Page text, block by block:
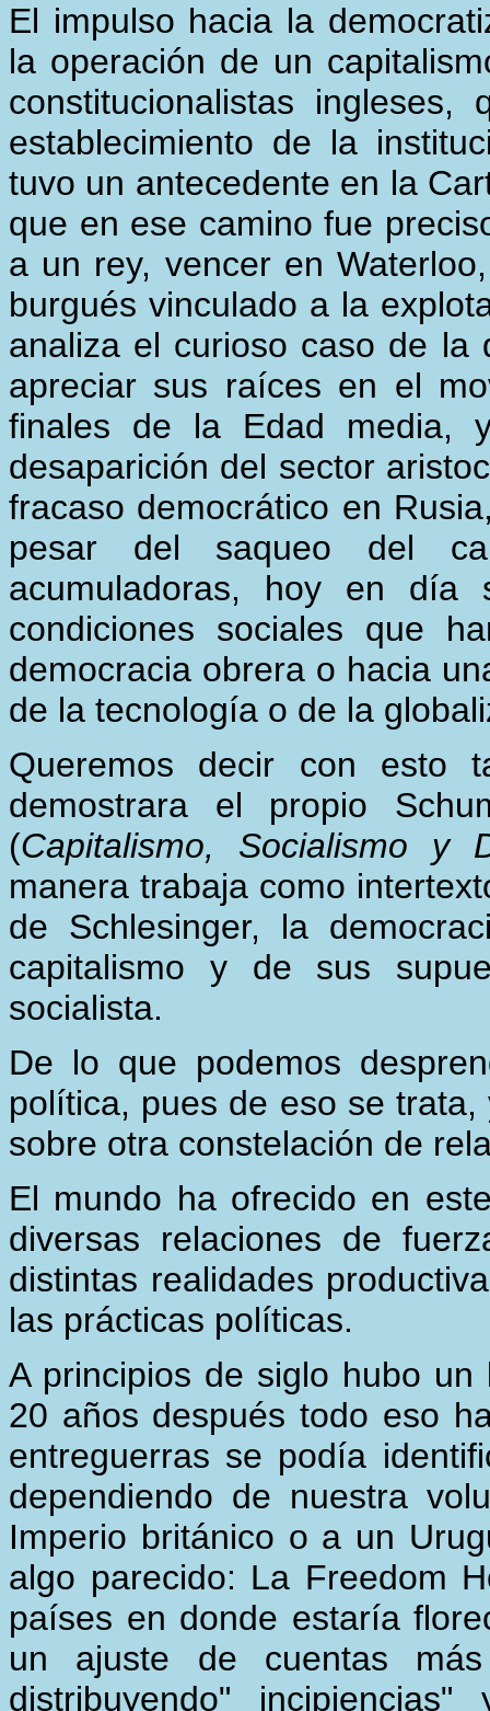
El impulso hacia la
la operación de un
constitucionalistas
establecimiento de la
tuvo un antecedente en la
que en ese camino fue
a un rey, vencer en
burgués vinculado a la
analiza el curioso caso de la
apreciar sus raíces en el
finales de la Edad media,
desaparición del sector
fracaso democrático en
pesar del saqueo del
acumuladoras, hoy en día
condiciones sociales que
democracia obrera o hacia
de la tecnología o de la
Queremos decir con esto
demostrara el propio
(Capitalismo, Socialismo y
manera trabaja como
de Schlesinger, la
capitalismo y de sus
socialista.
De lo que podemos
política, pues de eso se
sobre otra constelación de
El mundo ha ofrecido en
diversas relaciones de
distintas realidades
las prácticas políticas.
A principios de siglo hubo
20 años después todo eso
entreguerras se podía
dependiendo de nuestra
Imperio británico o a un
algo parecido: La Freedom
países en donde estaría
un ajuste de cuentas
distribuyendo"